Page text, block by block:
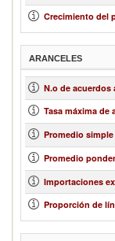
Crecimiento del
ARANCELES
N.o de acuerdos
Tasa máxima de
Promedio simple
Promedio
Importaciones
Proporción de